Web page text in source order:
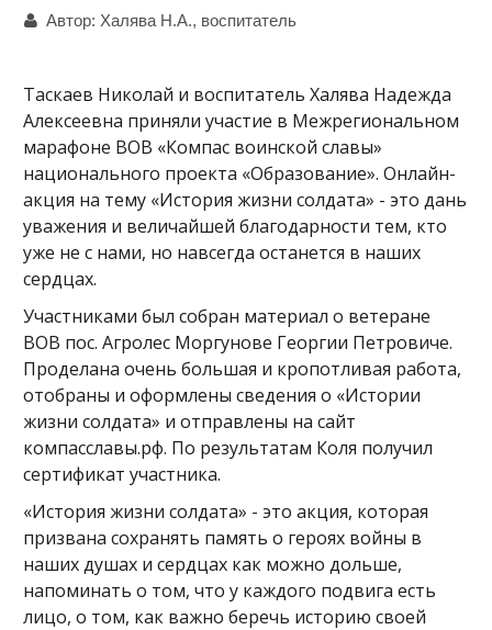
Автор: Халява Н.А., воспитатель
Таскаев Николай и воспитатель Халява Надежда
Алексеевна приняли участие в Межрегиональном
марафоне ВОВ «Компас воинской славы»
национального проекта «Образование». Онлайн-
акция на тему «История жизни солдата» - это дань
уважения и величайшей благодарности тем, кто
уже не с нами, но навсегда останется в наших
сердцах.
Участниками был собран материал о ветеране
ВОВ пос. Агролес Моргунове Георгии Петровиче.
Проделана очень большая и кропотливая работа,
отобраны и оформлены сведения о «Истории
жизни солдата» и отправлены на сайт
компасславы.рф. По результатам Коля получил
сертификат участника.
«История жизни солдата» - это акция, которая
призвана сохранять память о героях войны в
наших душах и сердцах как можно дольше,
напоминать о том, что у каждого подвига есть
лицо, о том, как важно беречь историю своей